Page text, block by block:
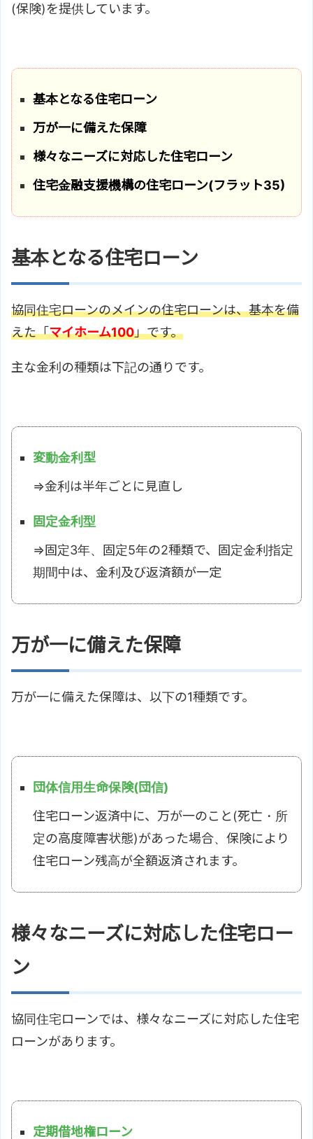
(保険)を提供しています。
基本となる住宅ローン
万が一に備えた保障
様々なニーズに対応した住宅ローン
住宅金融支援機構の住宅ローン(フラット35)
基本となる住宅ローン
協同住宅ローンのメインの住宅ローンは、基本を備
えた「マイホーム100」です。
主な金利の種類は下記の通りです。
変動金利型
⇒金利は半年ごとに見直し
固定金利型
⇒固定3年、固定5年の2種類で、固定金利指定
期間中は、金利及び返済額が一定
万が一に備えた保障
万が一に備えた保障は、以下の1種類です。
団体信用生命保険(団信)
住宅ローン返済中に、万が一のこと(死亡・所
定の高度障害状態)があった場合、保険により
住宅ローン残高が全額返済されます。
様々なニーズに対応した住宅ロー
ン
協同住宅ローンでは、様々なニーズに対応した住宅
ローンがあります。
定期借地権ローン